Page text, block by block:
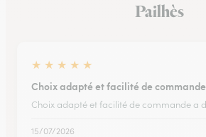
Pailhès
★ ★ ★ ★ ★
Choix adapté et facilité de
Choix adapté et facilité de commande a
15/07/2026